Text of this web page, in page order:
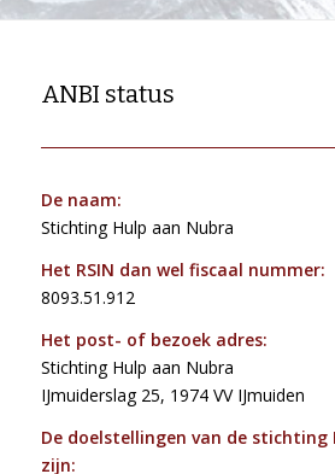
ANBI status
De naam:
Stichting Hulp aan Nubra
Het RSIN dan wel fiscaal nummer:
8093.51.912
Het post- of bezoek adres:
Stichting Hulp aan Nubra
IJmuiderslag 25, 1974 VV IJmuiden
De doelstellingen van de stichting
zijn: